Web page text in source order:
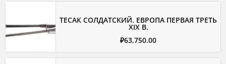
ТЕСАК СОЛДАТСКИЙ. ЕВРОПА ПЕРВАЯ ТРЕТЬ
XIX В.
₽63,750.00